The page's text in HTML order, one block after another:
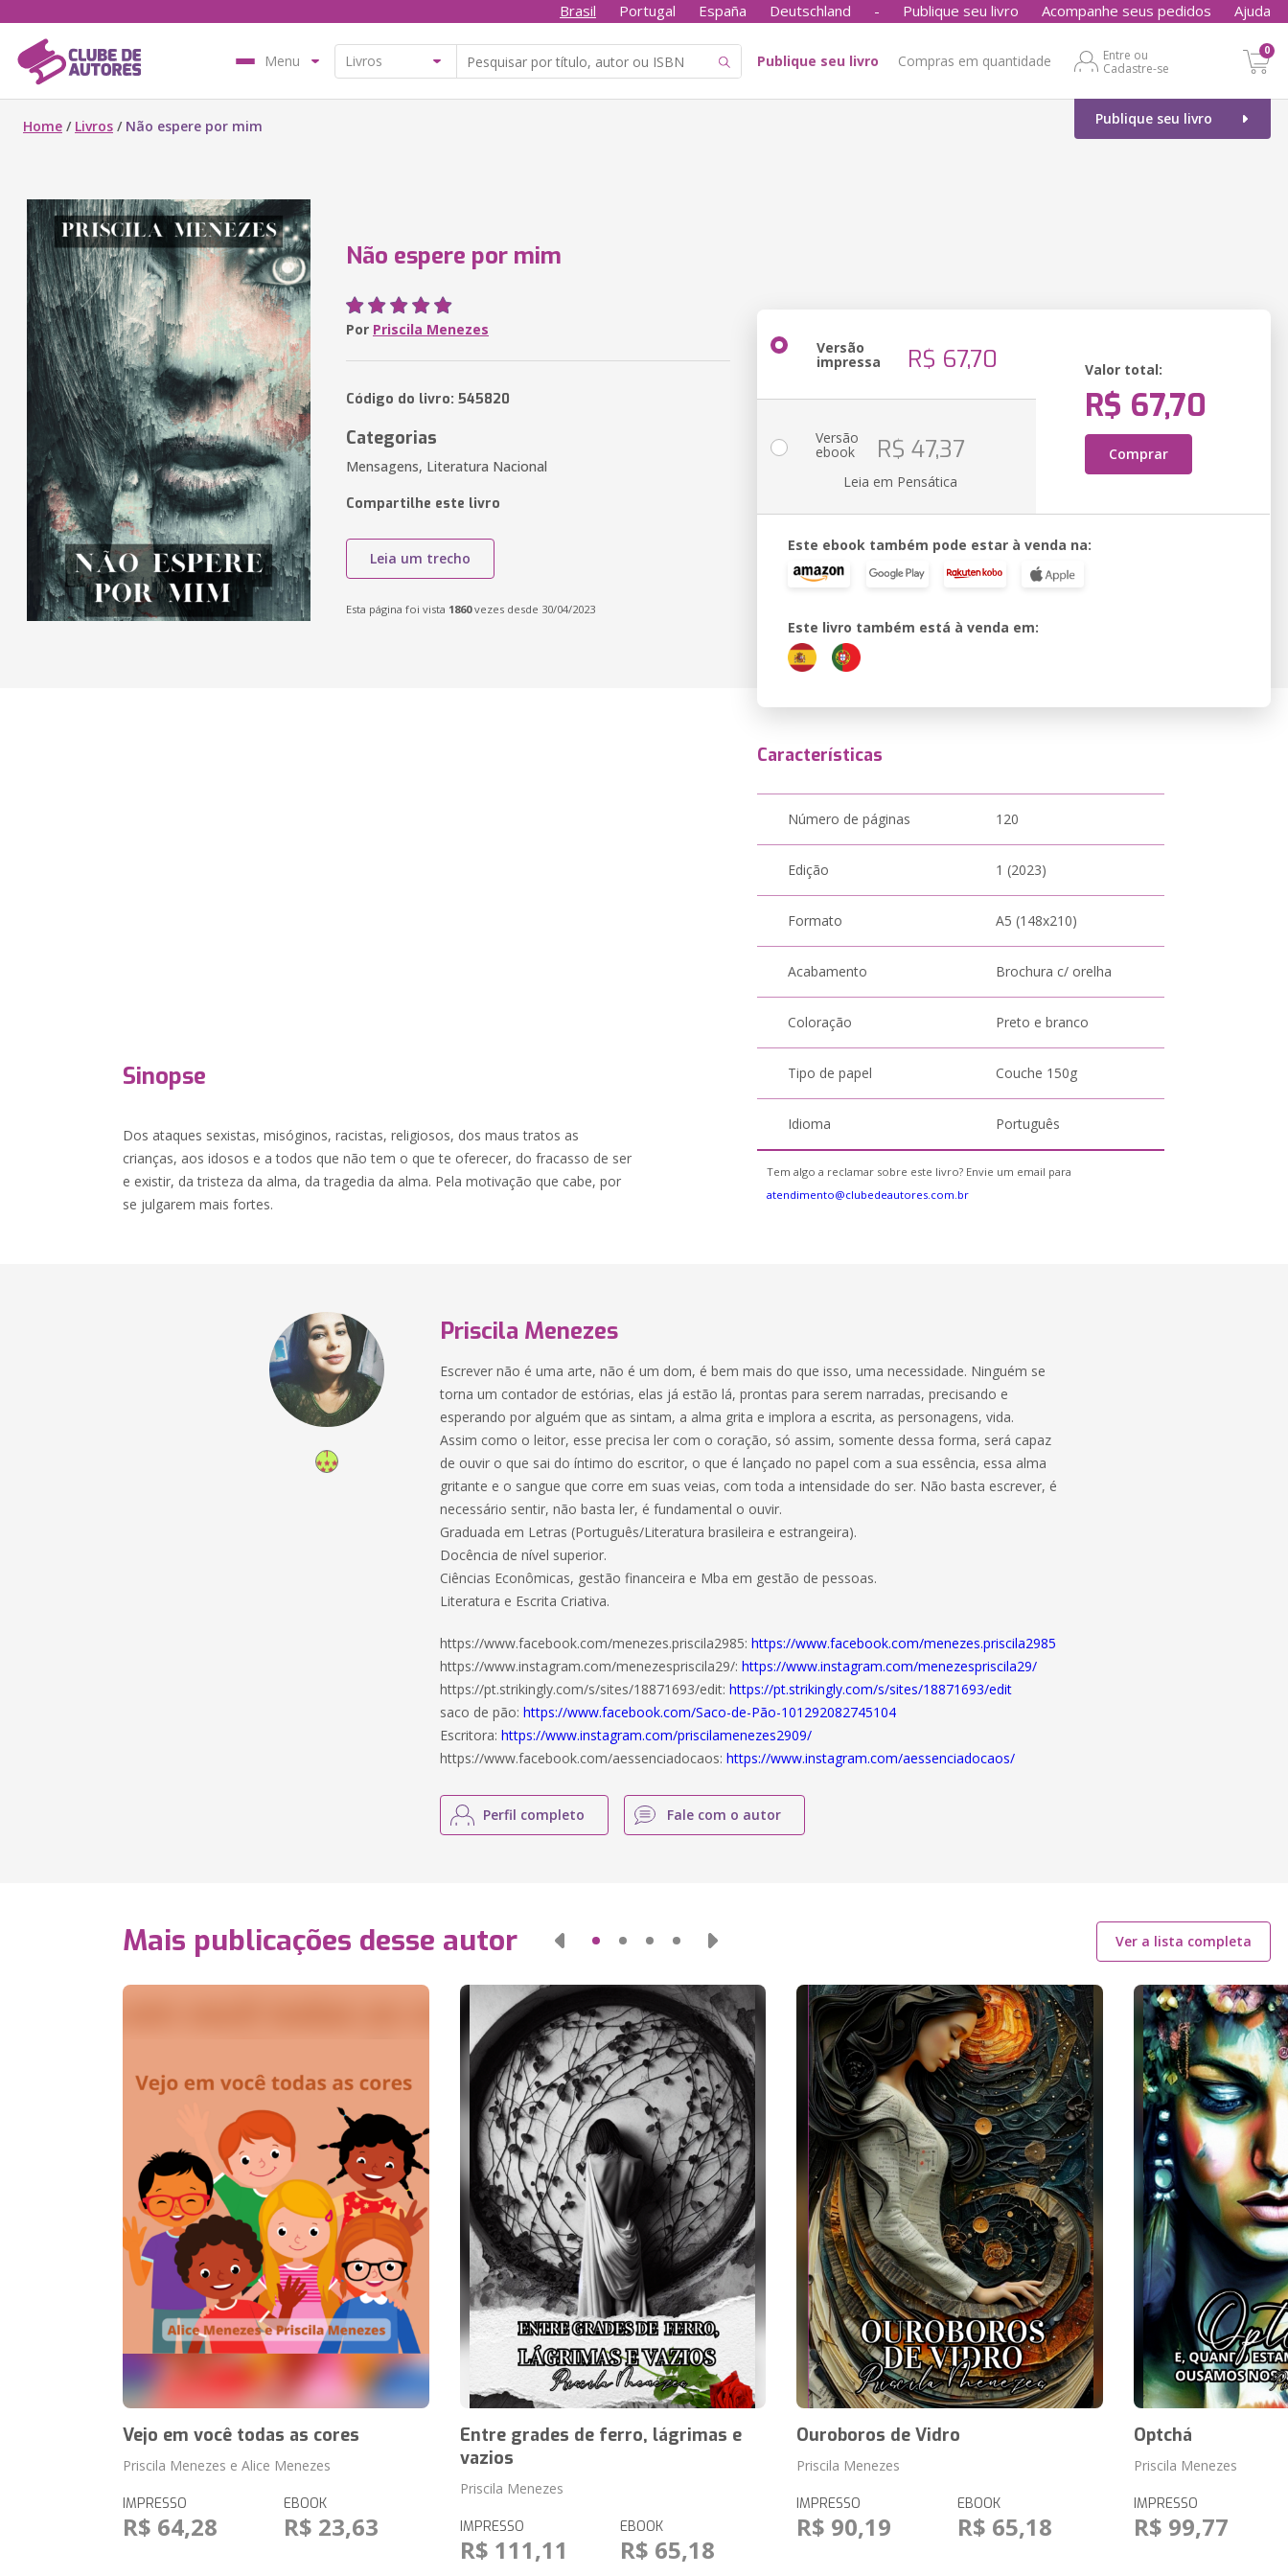
Brasil Portugal España Deutschland - Publique seu livro Acompanhe seus pedidos Ajuda
Menu Publique seu livro Compras em quantidade
Entre ou
Cadastre-se
0
Publique seu livro
Home / Livros / Não espere por mim
Não espere por mim
Por Priscila Menezes
Código do livro: 545820
Categorias
Mensagens, Literatura Nacional
Compartilhe este livro
Leia um trecho
Esta página foi vista 1860vezes desde 30/04/2023
Versão
impressa R$ 67,70 Valor total:
R$ 67,70
Comprar
Versão
ebook R$ 47,37
Leia em Pensática
Este ebook também pode estar à venda na:
Este livro também está à venda em:
Sinopse
Dos ataques sexistas, misóginos, racistas, religiosos, dos maus tratos as
crianças, aos idosos e a todos que não tem o que te oferecer, do fracasso de ser
e existir, da tristeza da alma, da tragedia da alma. Pela motivação que cabe, por
se julgarem mais fortes.
Características
Número de páginas 120
Edição 1 (2023)
Formato A5 (148x210)
Acabamento Brochura c/ orelha
Coloração Preto e branco
Tipo de papel Couche 150g
Idioma Português
Tem algo a reclamar sobre este livro? Envie um email para
atendimento@clubedeautores.com.br
Priscila Menezes
Escrever não é uma arte, não é um dom, é bem mais do que isso, uma necessidade. Ninguém se
torna um contador de estórias, elas já estão lá, prontas para serem narradas, precisando e
esperando por alguém que as sintam, a alma grita e implora a escrita, as personagens, vida.
Assim como o leitor, esse precisa ler com o coração, só assim, somente dessa forma, será capaz
de ouvir o que sai do íntimo do escritor, o que é lançado no papel com a sua essência, essa alma
gritante e o sangue que corre em suas veias, com toda a intensidade do ser. Não basta escrever, é
necessário sentir, não basta ler, é fundamental o ouvir.
Graduada em Letras (Português/Literatura brasileira e estrangeira).
Docência de nível superior.
Ciências Econômicas, gestão financeira e Mba em gestão de pessoas.
Literatura e Escrita Criativa.
https://www.facebook.com/menezes.priscila2985:https://www.facebook.com/menezes.priscila2985
https://www.instagram.com/menezespriscila29/:https://www.instagram.com/menezespriscila29/
https://pt.strikingly.com/s/sites/18871693/edit:https://pt.strikingly.com/s/sites/18871693/edit
saco de pão:https://www.facebook.com/Saco-de-Pão-101292082745104
Escritora:https://www.instagram.com/priscilamenezes2909/
https://www.facebook.com/aessenciadocaos:https://www.instagram.com/aessenciadocaos/
Perfil completo Fale com o autor
Mais publicações desse autor Ver a lista completa
Vejo em você todas as cores
Priscila Menezes e Alice Menezes
IMPRESSO
R$ 64,28
EBOOK
R$ 23,63
Entre grades de ferro, lágrimas e
vazios
Priscila Menezes
IMPRESSO
R$ 111,11
EBOOK
R$ 65,18
Ouroboros de Vidro
Priscila Menezes
IMPRESSO
R$ 90,19
EBOOK
R$ 65,18
Optchá
Priscila Menezes
IMPRESSO
R$ 99,77